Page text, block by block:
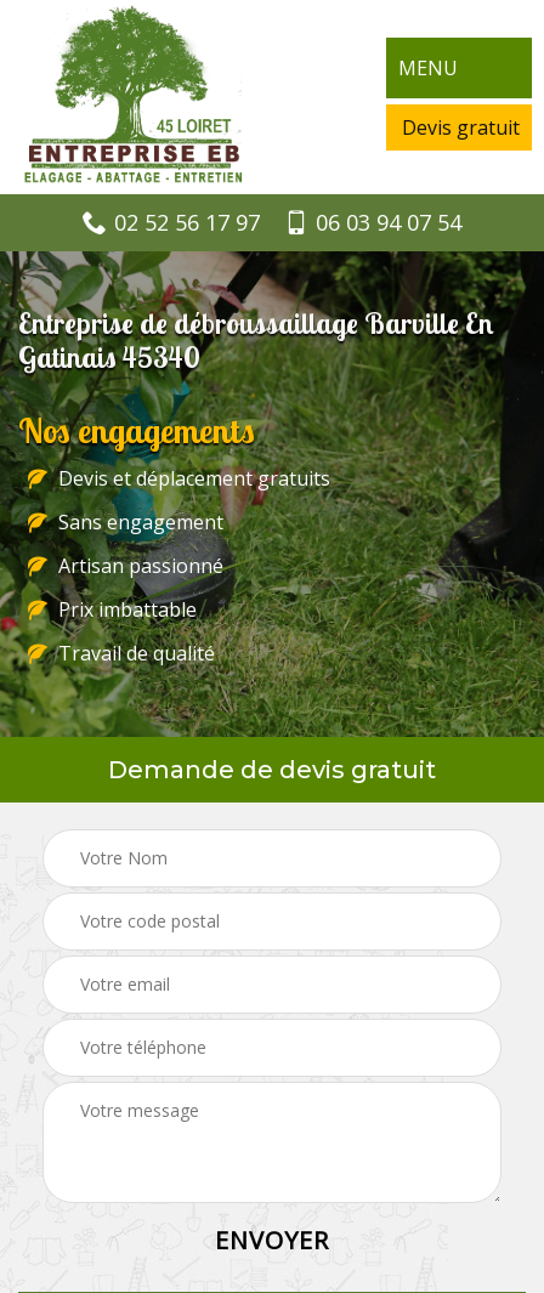
MENU
Devis gratuit
02 52 56 17 97 06 03 94 07 54
Entreprise de débroussaillage Barville En
Gatinais 45340
Nos engagements
Devis et déplacement gratuits
Sans engagement
Artisan passionné
Prix imbattable
Travail de qualité
Demande de devis gratuit